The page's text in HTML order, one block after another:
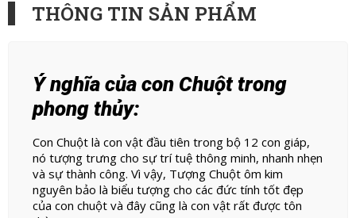
THÔNG TIN SẢN PHẨM
Ý nghĩa của con Chuột trong
phong thủy:
Con Chuột là con vật đầu tiên trong bộ 12 con giáp,
nó tượng trưng cho sự trí tuệ thông minh, nhanh nhẹn
và sự thành công. Vì vậy, Tượng Chuột ôm kim
nguyên bảo là biểu tượng cho các đức tính tốt đẹp
của con chuột và đây cũng là con vật rất được tôn